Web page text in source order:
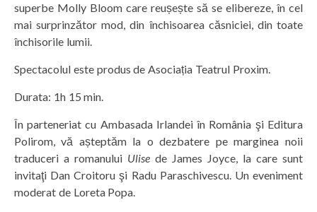
superbe Molly Bloom care reușește să se elibereze, în cel
mai surprinzător mod, din închisoarea căsniciei, din toate
închisorile lumii.
Spectacolul este produs de Asociația Teatrul Proxim.
Durata: 1h 15 min.
În parteneriat cu Ambasada Irlandei în România şi Editura
Polirom, vă așteptăm la o dezbatere pe marginea noii
traduceri a romanului Ulise de James Joyce, la care sunt
invitaţi Dan Croitoru şi Radu Paraschivescu. Un eveniment
moderat de Loreta Popa.